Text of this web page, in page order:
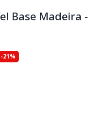
Base Madeira -
-21%